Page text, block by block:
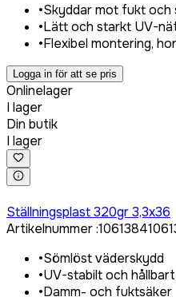
•Skyddar mot fukt och
•Lätt och starkt UV-
•Flexibel montering,
Logga in för att se pris
Onlinelager
I lager
Din butik
I lager
Ställningsplast 320gr 3,3x36
Artikelnummer:1061384
•Sömlöst väderskydd
•UV-stabilt och hållbart
•Damm- och fuktsäker